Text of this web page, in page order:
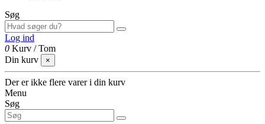
Søg
Log ind
0 Kurv /Tom
Din kurv
×
Der er ikke flere varer i din kurv
Menu
Søg